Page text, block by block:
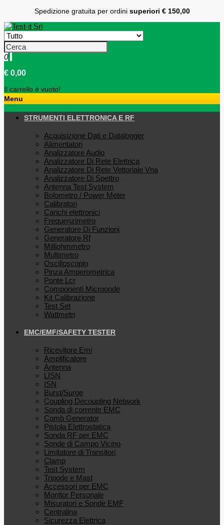
Spedizione gratuita per ordini superiori € 150,00
0
€ 0,00
Il carrello è vuoto!
Menu
STRUMENTI ELETTRONICA E RF
Acquisizione Dati e Datalogger
Alimentatori
Analizzatore Audio
Analizzatore Di Rete Elettrica
Analizzatore Di Rete Vettoriale Vna
Analizzatore Di Spettro
Antenna Test System
Bolometro / Power Meter
Calibratori
Carichi elettronici
Frequenzimetro
Generatore Di Funzioni
Generatore Rf
Milliohmmetro
Multimetro
Oscilloscopio
Pinza Amperometrica
Ponte Lcr
Componenti Microonde
Kit Calibrazione
Test Set
Wattmetri
EMC/EMF/SAFETY TESTER
Ricevitore Emi
Amplificatore
Antenna
LISN
ISN
Burst/Surge
Coupling Decoupling Network
Sonda di corrente EMC
Comb Generator
Pistola Elettrostatica
Sonda RF per EMC
Sonde di Campo Vicino
Limitatore di Transitori
Clamp
Test System
Tripode e Mast
Accessori per EMC
Monitor Personale
Misuratori e Sonde EMF
Centralina
Sicurezza Elettrica